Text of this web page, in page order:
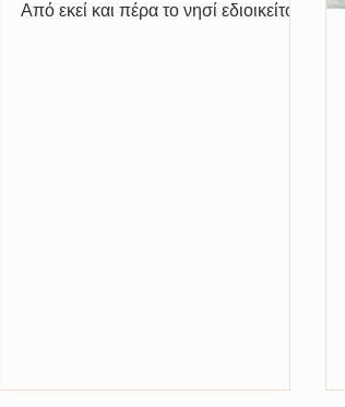
Από εκεί και πέρα το νησί εδιοικείτο